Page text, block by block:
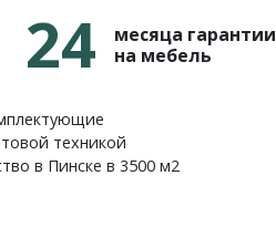
24
месяца гарантии
на мебель
техникой
в Пинске в 3500 м2